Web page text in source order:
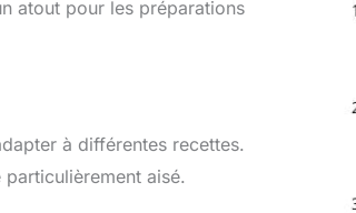
recommandé de
demanderont plus
atout pour les préparations
à différentes recettes.
aisé.